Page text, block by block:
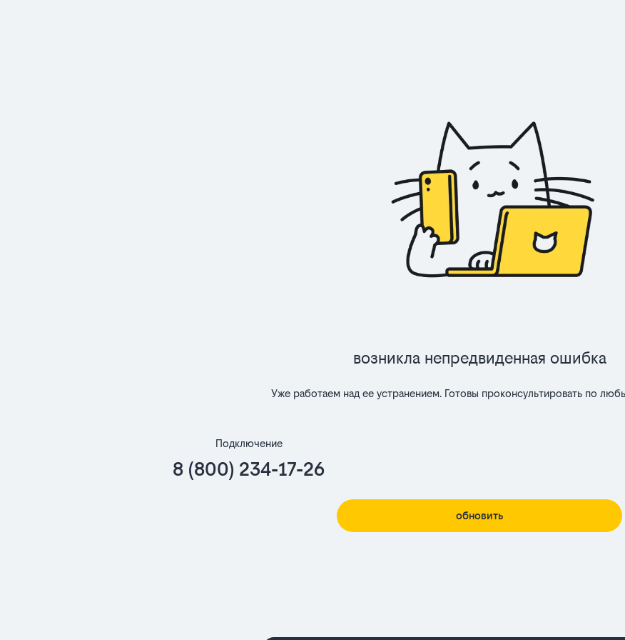
Возникла непредвиденная ошибка
Уже работаем над ее устранением. Готовы проконсультировать по
Подключение
8 (800) 234-17-26
обновить